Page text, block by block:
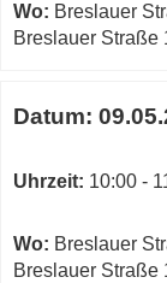
Wo: Breslauer
Breslauer Straße
Datum:
Uhrzeit: 10:00 -
Wo: Breslauer
Breslauer Straße